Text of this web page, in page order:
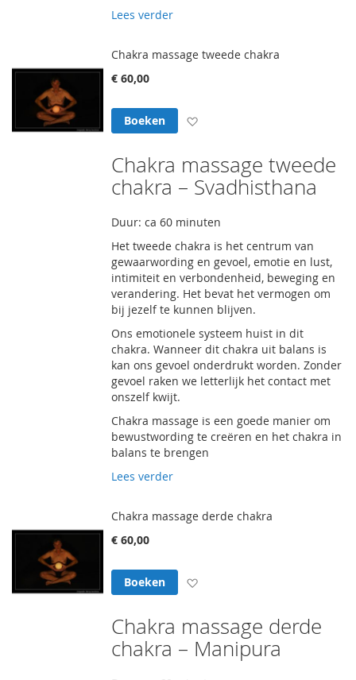
Lees verder
Chakra massage tweede chakra
€ 60,00
Boeken
Chakra massage tweede
chakra – Svadhisthana
Duur: ca 60 minuten
Het tweede chakra is het centrum van
gewaarwording en gevoel, emotie en lust,
intimiteit en verbondenheid, beweging en
verandering. Het bevat het vermogen om
bij jezelf te kunnen blijven.
Ons emotionele systeem huist in dit
chakra. Wanneer dit chakra uit balans is
kan ons gevoel onderdrukt worden. Zonder
gevoel raken we letterlijk het contact met
onszelf kwijt.
Chakra massage is een goede manier om
bewustwording te creëren en het chakra in
balans te brengen
Lees verder
Chakra massage derde chakra
€ 60,00
Boeken
Chakra massage derde
chakra – Manipura